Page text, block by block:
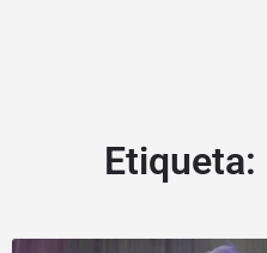
Etiqueta: